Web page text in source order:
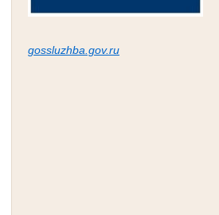
gossluzhba.gov.ru